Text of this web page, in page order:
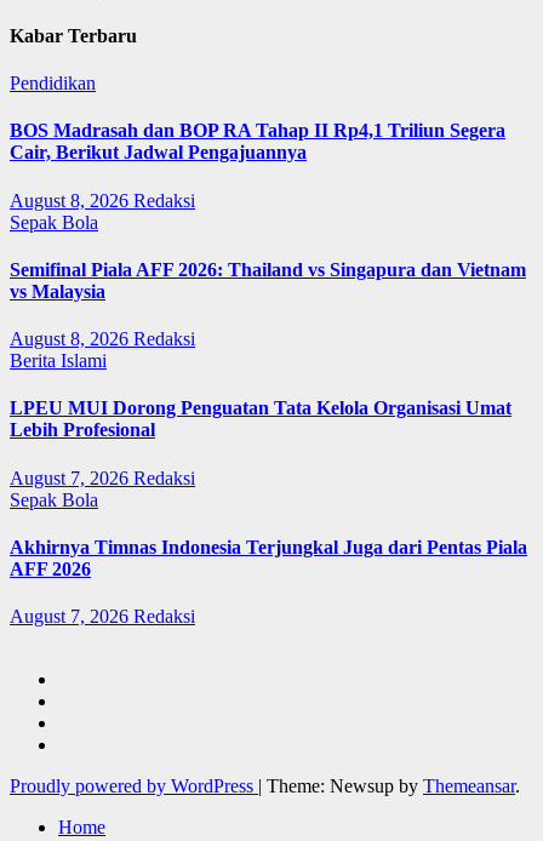
Kabar Terbaru
Pendidikan
BOS Madrasah dan BOP RA Tahap II Rp4,1 Triliun Segera
Cair, Berikut Jadwal Pengajuannya
August 8, 2026 Redaksi
Sepak Bola
Semifinal Piala AFF 2026: Thailand vs Singapura dan Vietnam
vs Malaysia
August 8, 2026 Redaksi
Berita Islami
LPEU MUI Dorong Penguatan Tata Kelola Organisasi Umat
Lebih Profesional
August 7, 2026 Redaksi
Sepak Bola
Akhirnya Timnas Indonesia Terjungkal Juga dari Pentas Piala
AFF 2026
August 7, 2026 Redaksi
Proudly powered by WordPress | Theme: Newsup by Themeansar.
Home